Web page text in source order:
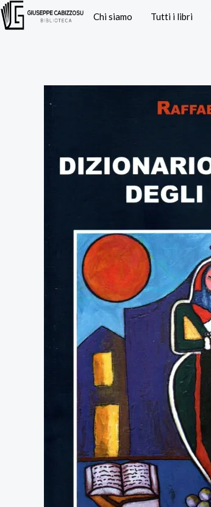
Vai
al
Chi siamo Tutti i libri